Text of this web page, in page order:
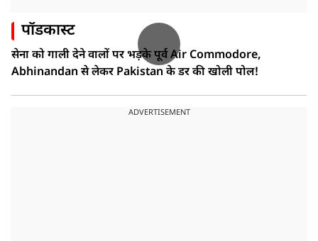
पॉडकास्ट
सेना को गाली देने वालों पर भड़के पूर्व Air Commodore,
Abhinandan से लेकर Pakistan के डर की खोली पोल!
ADVERTISEMENT